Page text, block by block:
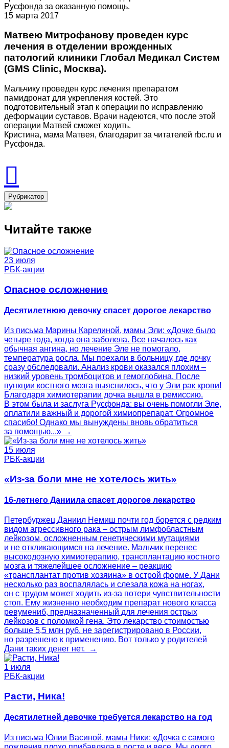
Русфонда за оказанную помощь.
15 марта 2017
Матвею Митрофанову проведен курс
лечения в отделении врожденных
патологий клиники Глобал Медикал Систем
(GMS Clinic, Москва).
Мальчику проведен курс лечения препаратом
памидронат для укрепления костей. Это
подготовительный этап к операции по исправлению
деформации суставов. Врачи надеются, что после этой
операции Матвей сможет ходить.
Кристина, мама Матвея, благодарит за читателей rbс.ru и
Русфонда.
Рубрикатор
Читайте также
23 июля
РБК-акции
Опасное осложнение
Десятилетнюю девочку спасет дорогое лекарство
Из письма Марины Карелиной, мамы Эли: «Дочке было
четыре года, когда она заболела. Все началось как
обычная ангина, но лечение Эле не помогало,
температура росла. Мы поехали в больницу, где дочку
сразу обследовали. Анализ крови оказался плохим –
низкий уровень тромбоцитов и гемоглобина. После
пункции костного мозга выяснилось, что у Эли рак крови!
Благодаря химиотерапии дочка вышла в ремиссию.
В этом была и заслуга Русфонда: вы очень помогли Эле,
оплатили важный и дорогой химиопрепарат. Огромное
спасибо! Однако мы вынуждены вновь обратиться
за помощью...» →
15 июля
РБК-акции
«Из-за боли мне не хотелось жить»
16-летнего Даниила спасет дорогое лекарство
Петербуржец Даниил Немиш почти год борется с редким
видом агрессивного рака – острым лимфобластным
лейкозом, осложненным генетическими мутациями
и не откликающимся на лечение. Мальчик перенес
высокодозную химиотерапию, трансплантацию костного
мозга и тяжелейшее осложнение – реакцию
«трансплантат против хозяина» в острой форме. У Дани
несколько раз воспалялась и слезала кожа на ногах,
он с трудом может ходить из-за потери чувствительности
стоп. Ему жизненно необходим препарат нового класса
ревумениб, предназначенный для лечения острых
лейкозов с поломкой гена. Это лекарство стоимостью
больше 5,5 млн руб. не зарегистрировано в России,
но разрешено к применению. Вот только у родителей
Дани таких денег нет. →
1 июля
РБК-акции
Расти, Ника!
Десятилетней девочке требуется лекарство на год
Из письма Юлии Васиной, мамы Ники: «Дочка с самого